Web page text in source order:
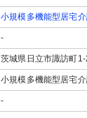
小規模多機能型居宅
-
茨城県日立市諏訪町
小規模多機能型居宅
-